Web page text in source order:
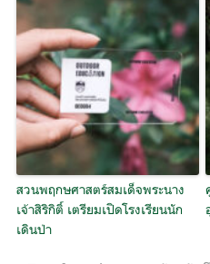
สวนพฤกษศาสตร์สมเด็จพระนาง
เจ้าสิริกิติ์ เตรียมเปิดโรงเรียนนัก
เดินป่า